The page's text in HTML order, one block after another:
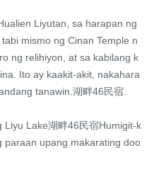
Liyutan, sa harapan ng
mismo ng Cinan Temple n
ng relihiyon, at sa kabilang k
Ito ay kaakit-akit, nakahara
tanawin.湖畔46民宿.
Liyu Lake湖畔46民宿Humigit-k
paraan upang makarating doo